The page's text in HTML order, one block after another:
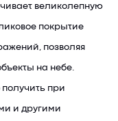
великолепную
покрытие
позволяя
на небе.
при
и другими